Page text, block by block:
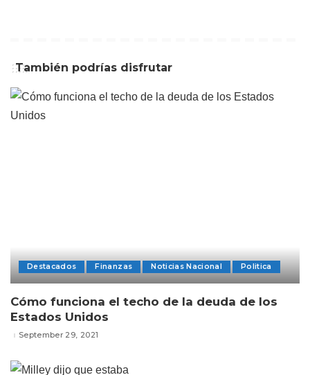
También podrías disfrutar
Destacados Finanzas Noticias Nacional Politica
Cómo funciona el techo de la deuda de los
Estados Unidos
September 29, 2021